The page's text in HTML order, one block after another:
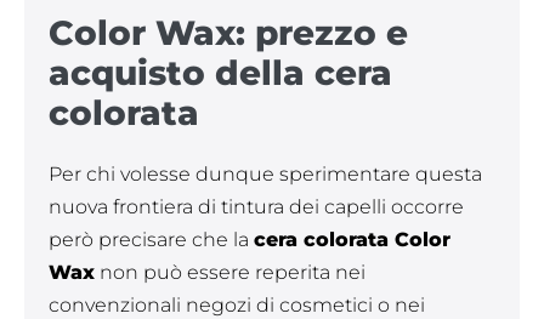
Color Wax: prezzo e
acquisto della cera
colorata
Per chi volesse dunque sperimentare questa
nuova frontiera di tintura dei capelli occorre
però precisare che la cera colorata Color
Wax non può essere reperita nei
convenzionali negozi di cosmetici o nei